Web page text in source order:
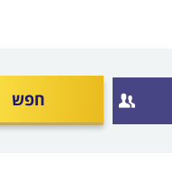
חפש